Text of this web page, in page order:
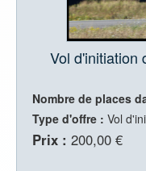
Vol d'initiation
Nombre de places
Type d'offre : Vol
Prix : 200,00 €